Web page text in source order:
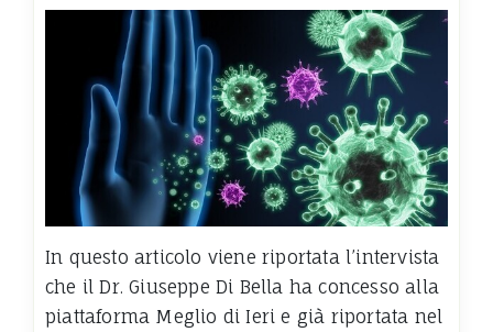
In questo articolo viene riportata l’intervista
che il Dr. Giuseppe Di Bella ha concesso alla
piattaforma Meglio di Ieri e già riportata nel